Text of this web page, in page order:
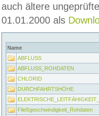
auch ältere
01.01.2000 als
Name
ABFLUSS
ABFLUSS_ROHDATEN
CHLORID
DURCHFAHRTSHÖHE
Fließgeschwindigkeit_Rohdaten